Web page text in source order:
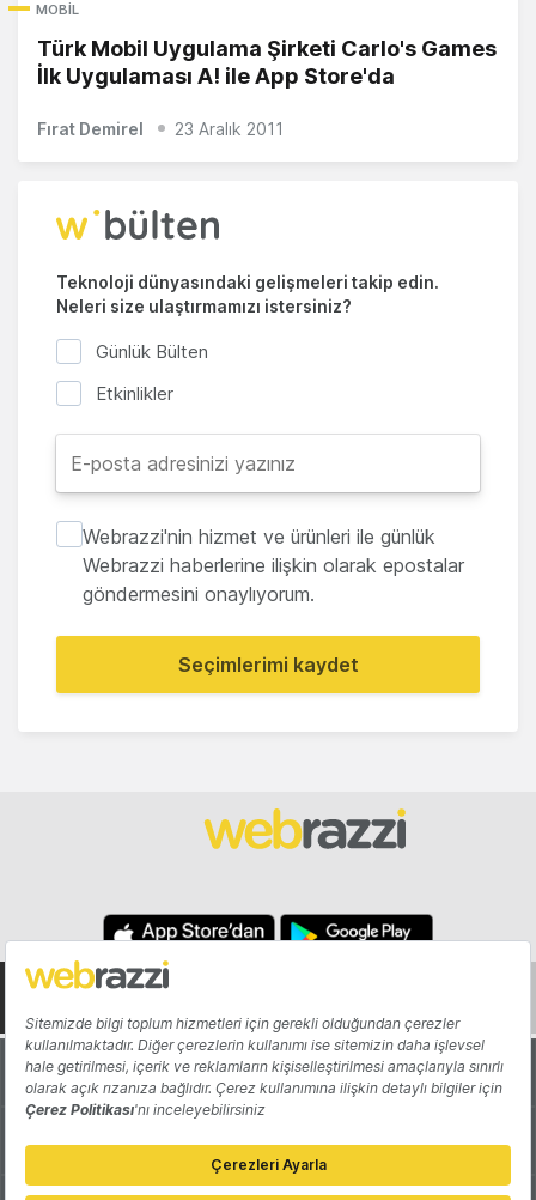
MOBIL
Türk Mobil Uygulama Şirketi Carlo's Games
İlk Uygulaması A! ile App Store'da
Fırat Demirel 23 Aralık 2011
Teknoloji dünyasındaki gelişmeleri takip edin.
Neleri size ulaştırmamızı istersiniz?
Günlük Bülten
Etkinlikler
Webrazzi'nin hizmet ve ürünleri ile günlük
Webrazzi haberlerine ilişkin olarak epostalar
göndermesini onaylıyorum.
Seçimlerimi kaydet
Hakkında Yazarlar
Katkıda Bulun Reklam